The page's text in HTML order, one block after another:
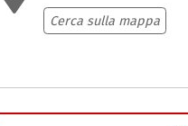
Cerca sulla mappa